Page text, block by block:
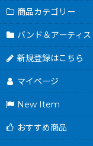
商品カテゴリー
バンド＆アーティ
新規登録はこちら
マイページ
New Item
おすすめ商品